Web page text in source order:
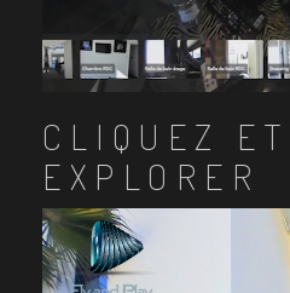
CLIQUEZ ET
EXPLORER